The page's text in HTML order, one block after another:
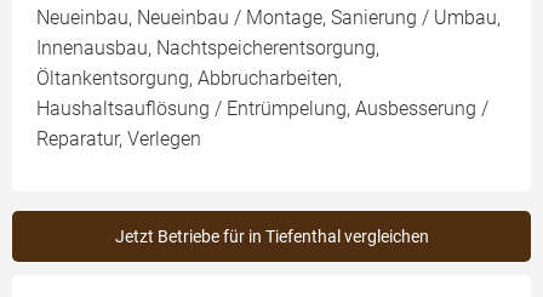
Neueinbau, Neueinbau / Montage, Sanierung / Umbau,
Innenausbau, Nachtspeicherentsorgung,
Öltankentsorgung, Abbrucharbeiten,
Haushaltsauflösung / Entrümpelung, Ausbesserung /
Reparatur, Verlegen
Jetzt Betriebe für in Tiefenthal vergleichen